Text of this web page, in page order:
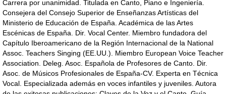
Carrera por unanimidad. Titulada en Canto, Piano e Ingeniería.
Consejera del Consejo Superior de Enseñanzas Artísticas del
Ministerio de Educación de España. Académica de las Artes
Escénicas de España. Dir. Vocal Center. Miembro fundadora del
Capítulo Iberoamericano de la Región Internacional de la National
Assoc. Teachers Singing (EE.UU.). Miembro European Voice Teacher
Association. Deleg. Asoc. Española de Profesores de Canto. Dir.
Asoc. de Músicos Profesionales de España-CV. Experta en Técnica
Vocal. Especializada además en voces infantiles y juveniles. Autora